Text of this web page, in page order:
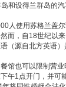
和设得兰群岛的汽
人使用苏格兰盖尔
而，自18世纪以
（源自北方英语
馆也可以限制营
午1点开门，并可